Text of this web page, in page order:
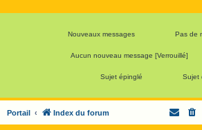
Nouveaux messages Pas de
Aucun nouveau message [Verrouillé]
Sujet épinglé Sujet
Portail Index du forum